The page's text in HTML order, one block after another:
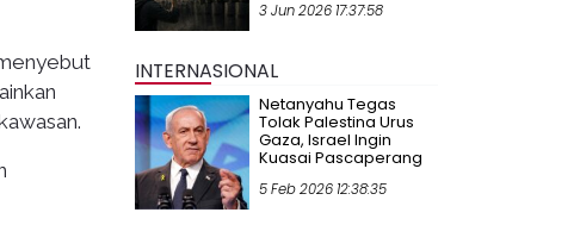
3 Jun 2026 17:37:58
INTERNASIONAL
Netanyahu Tegas
Tolak Palestina Urus
Gaza, Israel Ingin
Kuasai Pascaperang
5 Feb 2026 12:38:35